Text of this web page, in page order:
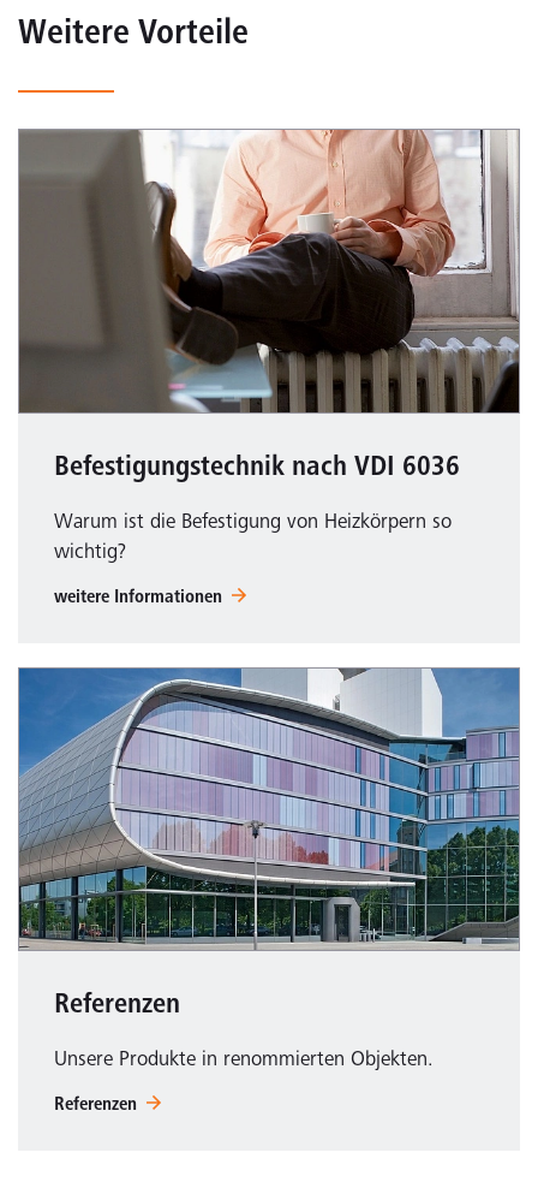
Weitere Vorteile
Befestigungstechnik nach VDI 6036
Warum ist die Befestigung von Heizkörpern so
wichtig?
weitere Informationen
Referenzen
Unsere Produkte in renommierten Objekten.
Referenzen